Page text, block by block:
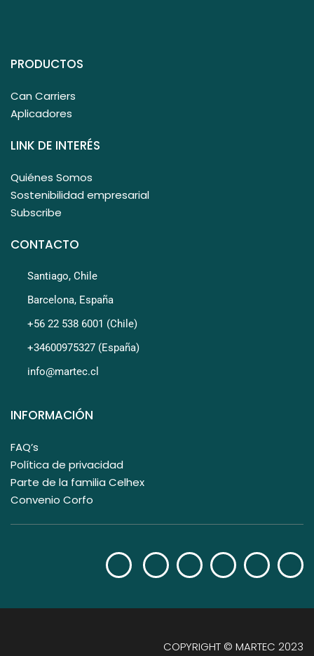
PRODUCTOS
Can Carriers
Aplicadores
LINK DE INTERÉS
Quiénes Somos
Sostenibilidad empresarial
Subscribe
CONTACTO
Santiago, Chile
Barcelona, España
+56 22 538 6001 (Chile)
+34600975327 (España)
info@martec.cl
INFORMACIÓN
FAQ’s
Política de privacidad
Parte de la familia Celhex
Convenio Corfo
COPYRIGHT © MARTEC 2023